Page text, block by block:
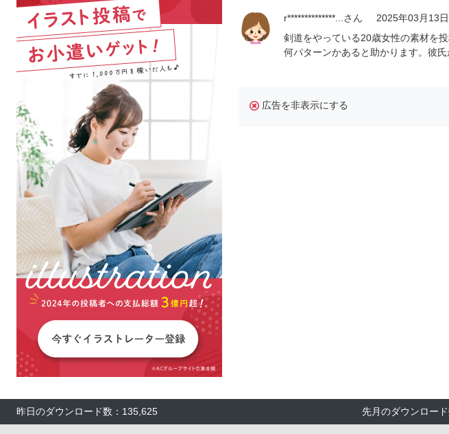
r**************...さん
2025年03月13日
剣道をやっている20歳女性の素材を
何パターンかあると助かります。彼
広告を非表示にする
昨日のダウンロード数：135,625 先月のダウンロー